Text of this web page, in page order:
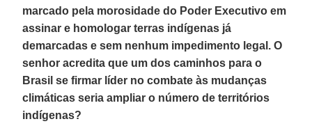
marcado pela morosidade do Poder Executivo em
assinar e homologar terras indígenas já
demarcadas e sem nenhum impedimento legal. O
senhor acredita que um dos caminhos para o
Brasil se firmar líder no combate às mudanças
climáticas seria ampliar o número de territórios
indígenas?